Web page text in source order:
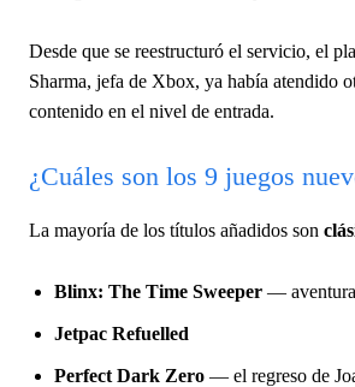
Desde que se reestructuró el servicio, el
Sharma, jefa de Xbox, ya había atendido
contenido en el nivel de entrada.
¿Cuáles son los 9 juegos
La mayoría de los títulos añadidos son
Blinx: The Time Sweeper — aventura
Jetpac Refuelled
Perfect Dark Zero — el regreso de